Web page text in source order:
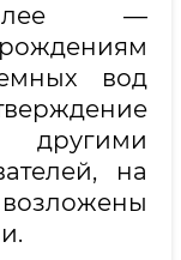
—
вод
другими
на